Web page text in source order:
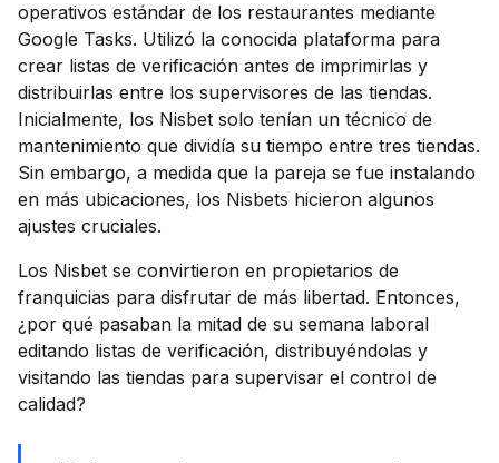
operativos estándar de los restaurantes mediante
Google Tasks. Utilizó la conocida plataforma para
crear listas de verificación antes de imprimirlas y
distribuirlas entre los supervisores de las tiendas.
Inicialmente, los Nisbet solo tenían un técnico de
mantenimiento que dividía su tiempo entre tres tiendas.
Sin embargo, a medida que la pareja se fue instalando
en más ubicaciones, los Nisbets hicieron algunos
ajustes cruciales.
Los Nisbet se convirtieron en propietarios de
franquicias para disfrutar de más libertad. Entonces,
¿por qué pasaban la mitad de su semana laboral
editando listas de verificación, distribuyéndolas y
visitando las tiendas para supervisar el control de
calidad?